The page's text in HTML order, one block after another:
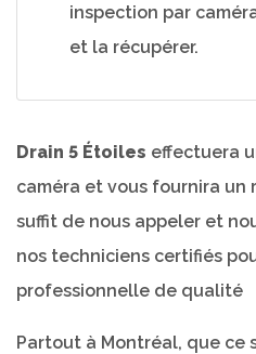
inspection par
et la récupérer.
Drain 5 Étoiles effectuera
caméra et vous fournira un
suffit de nous appeler et
nos techniciens certifiés
professionnelle de qualité
Partout à Montréal, que ce